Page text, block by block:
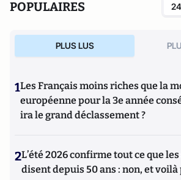
POPULAIRES
PLUS LUS
1Les Français moins riches que la
européenne pour la 3e année
ira le grand déclassement ?
2L’été 2026 confirme tout ce que
disent depuis 50 ans : non, et